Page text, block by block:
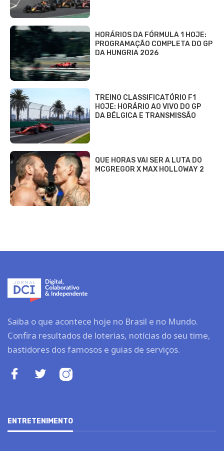
HORÁRIOS DA FÓRMULA 1 HOJE:
PROGRAMAÇÃO COMPLETA DO GP
DA HUNGRIA 2026
TREINO CLASSIFICATÓRIO F1
HOJE: HORÁRIO AO VIVO DO GP
DA BÉLGICA E TRANSMISSÃO
QUE HORAS VAI SER A LUTA DO
MCGREGOR X MAX HOLLOWAY 2
Saiba o que acontece hoje no Brasil e no Mundo.
Confira resultados de loterias, notícias do seu time,
bastidores dos famosos e guias de serviços.
ENTRETENIMENTO